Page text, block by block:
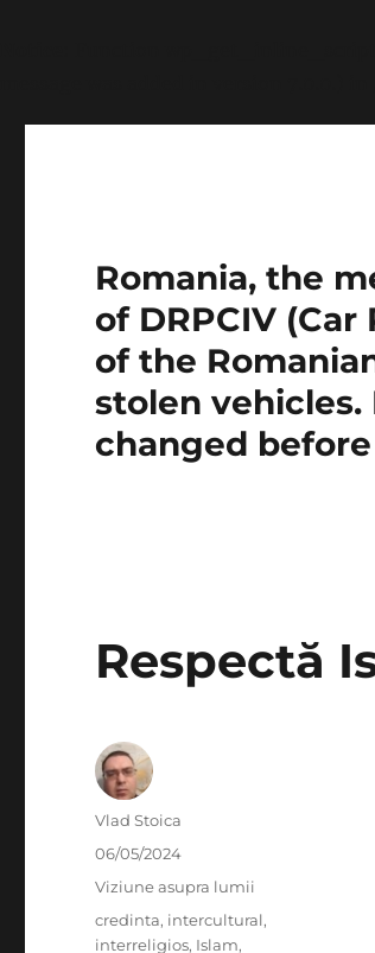
Romania, the
of DRPCIV
of the
stolen
changed
Respectă
Author
Vlad Stoica
Posted
on
06/05/2024
Categories
Viziune asupra lumii
Tags
credinta, intercultural,
interreligios, Islam,